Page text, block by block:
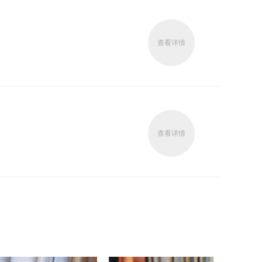
查看详情
查看详情